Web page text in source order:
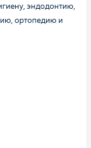
эндодонтию,
ортопедию и